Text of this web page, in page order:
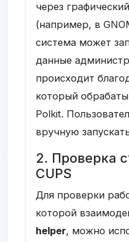
через
(например, в
система может
данные
происходит
который
Polkit.
вручную
2. Проверка
CUPS
Для проверки
которой
helper, можно